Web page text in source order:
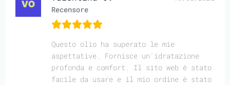
Recensore
Questo olio ha superato le mie
aspettative. Fornisce un'idratazione
profonda e comfort. Il sito web è stato
facile da usare e il mio ordine è stato